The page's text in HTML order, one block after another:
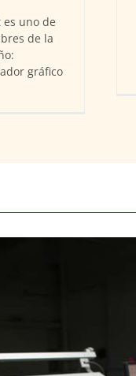
es uno de
de la
gráfico